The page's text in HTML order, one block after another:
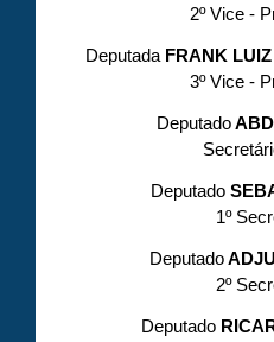
2º Vice -
DeputadaFRANK LUIZ
3º Vice -
Deputado
Deputado
1º
Deputado
2º
Deputado